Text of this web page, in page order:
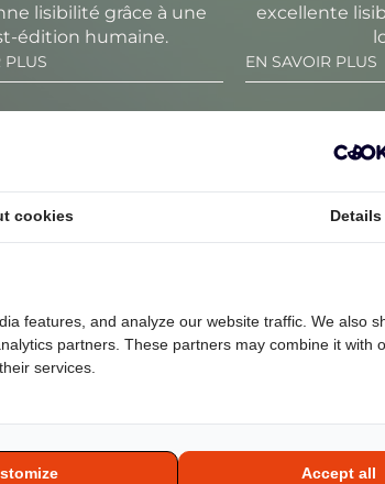
lisibilité grâce à une
édition humaine.
PLUS
excellente
EN SAVOIR PLUS
EN FONCTION DU NIVEAU
la traduction humaine permet la
et donc sa lecture plus ou
cookies Details
features, and analyze our website traffic. We also
partners. These partners may combine it with
services.
Accept all